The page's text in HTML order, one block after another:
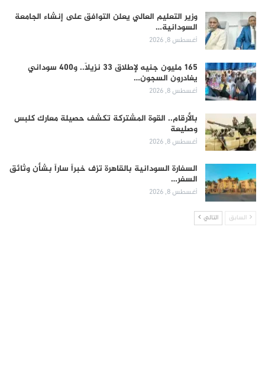
وزير التعليم العالي يعلن التوافق على إنشاء الجامعة
السودانية…
أغسطس 8, 2026
165 مليون جنيه لإطلاق 33 نزيلاً.. و400 سوداني
يغادرون السجون…
أغسطس 8, 2026
بالأرقام.. القوة المشتركة تكشف حصيلة معارك كلبس
وصليعة
أغسطس 8, 2026
السفارة السودانية بالقاهرة تزف خبراً ساراً بشأن وثائق
السفر…
أغسطس 8, 2026
السابق التالي